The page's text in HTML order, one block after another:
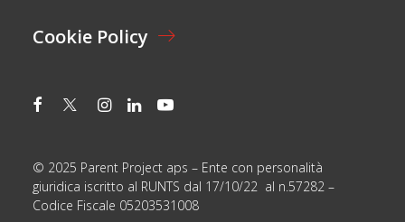
Cookie Policy
© 2025 Parent Project aps – Ente con personalità
giuridica iscritto al RUNTS dal 17/10/22 al n.57282 –
Codice Fiscale 05203531008